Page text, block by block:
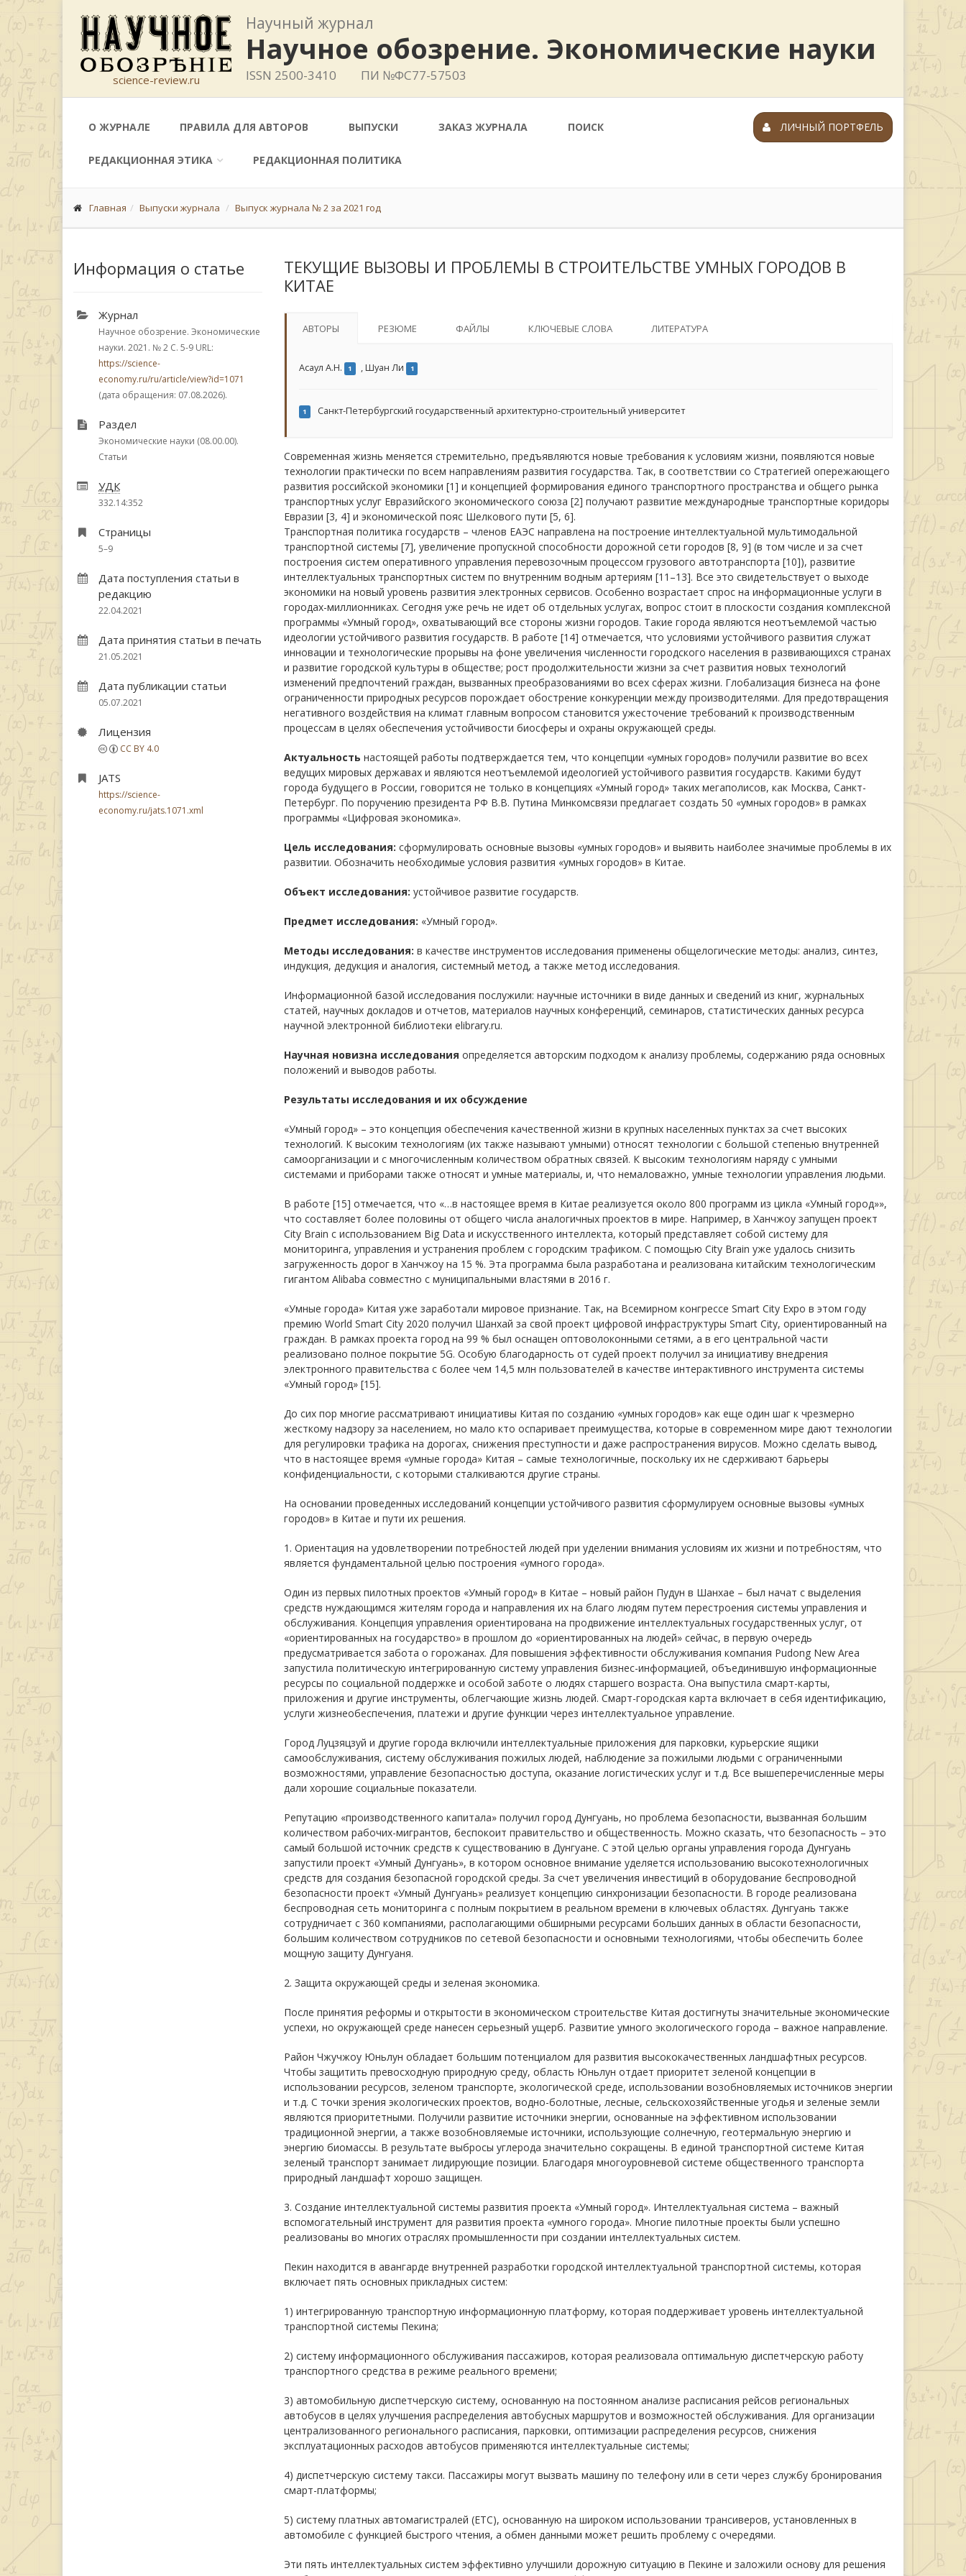
science-review.ru
Научный журнал
Научное обозрение. Экономические науки
ISSN 2500-3410 ПИ №ФС77-57503
О ЖУРНАЛЕ ПРАВИЛА ДЛЯ АВТОРОВ ВЫПУСКИ ЗАКАЗ ЖУРНАЛА ПОИСК
РЕДАКЦИОННАЯ ЭТИКА РЕДАКЦИОННАЯ ПОЛИТИКА
ЛИЧНЫЙ ПОРТФЕЛЬ
Главная Выпуски журнала Выпуск журнала № 2 за 2021 год
Информация о статье
Журнал
Научное обозрение. Экономические
науки. 2021. № 2 С. 5-9 URL:
https://science-
economy.ru/ru/article/view?id=1071
(дата обращения: 07.08.2026).
Раздел
Экономические науки (08.00.00).
Статьи
УДК
332.14:352
Страницы
5–9
Дата поступления статьи в
редакцию
22.04.2021
Дата принятия статьи в печать
21.05.2021
Дата публикации статьи
05.07.2021
Лицензия
CC BY 4.0
JATS
https://science-
economy.ru/jats.1071.xml
ТЕКУЩИЕ ВЫЗОВЫ И ПРОБЛЕМЫ В СТРОИТЕЛЬСТВЕ УМНЫХ ГОРОДОВ В
КИТАЕ
АВТОРЫ РЕЗЮМЕ ФАЙЛЫ КЛЮЧЕВЫЕ СЛОВА ЛИТЕРАТУРА
Асаул А.Н. 1 ,Шуан Ли 1
1 Санкт-Петербургский государственный архитектурно-строительный университет
Современная жизнь меняется стремительно, предъявляются новые требования к условиям жизни, появляются новые
технологии практически по всем направлениям развития государства. Так, в соответствии со Стратегией опережающего
развития российской экономики [1] и концепцией формирования единого транспортного пространства и общего рынка
транспортных услуг Евразийского экономического союза [2] получают развитие международные транспортные коридоры
Евразии [3, 4] и экономической пояс Шелкового пути [5, 6].
Транспортная политика государств – членов ЕАЭС направлена на построение интеллектуальной мультимодальной
транспортной системы [7], увеличение пропускной способности дорожной сети городов [8, 9] (в том числе и за счет
построения систем оперативного управления перевозочным процессом грузового автотранспорта [10]), развитие
интеллектуальных транспортных систем по внутренним водным артериям [11–13]. Все это свидетельствует о выходе
экономики на новый уровень развития электронных сервисов. Особенно возрастает спрос на информационные услуги в
городах-миллионниках. Сегодня уже речь не идет об отдельных услугах, вопрос стоит в плоскости создания комплексной
программы «Умный город», охватывающий все стороны жизни городов. Такие города являются неотъемлемой частью
идеологии устойчивого развития государств. В работе [14] отмечается, что условиями устойчивого развития служат
инновации и технологические прорывы на фоне увеличения численности городского населения в развивающихся странах
и развитие городской культуры в обществе; рост продолжительности жизни за счет развития новых технологий
изменений предпочтений граждан, вызванных преобразованиями во всех сферах жизни. Глобализация бизнеса на фоне
ограниченности природных ресурсов порождает обострение конкуренции между производителями. Для предотвращения
негативного воздействия на климат главным вопросом становится ужесточение требований к производственным
процессам в целях обеспечения устойчивости биосферы и охраны окружающей среды.
Актуальность настоящей работы подтверждается тем, что концепции «умных городов» получили развитие во всех
ведущих мировых державах и являются неотъемлемой идеологией устойчивого развития государств. Какими будут
города будущего в России, говорится не только в концепциях «Умный город» таких мегаполисов, как Москва, Санкт-
Петербург. По поручению президента РФ В.В. Путина Минкомсвязи предлагает создать 50 «умных городов» в рамках
программы «Цифровая экономика».
Цель исследования: сформулировать основные вызовы «умных городов» и выявить наиболее значимые проблемы в их
развитии. Обозначить необходимые условия развития «умных городов» в Китае.
Объект исследования: устойчивое развитие государств.
Предмет исследования: «Умный город».
Методы исследования: в качестве инструментов исследования применены общелогические методы: анализ, синтез,
индукция, дедукция и аналогия, системный метод, а также метод исследования.
Информационной базой исследования послужили: научные источники в виде данных и сведений из книг, журнальных
статей, научных докладов и отчетов, материалов научных конференций, семинаров, статистических данных ресурса
научной электронной библиотеки elibrary.ru.
Научная новизна исследования определяется авторским подходом к анализу проблемы, содержанию ряда основных
положений и выводов работы.
Результаты исследования и их обсуждение
«Умный город» – это концепция обеспечения качественной жизни в крупных населенных пунктах за счет высоких
технологий. К высоким технологиям (их также называют умными) относят технологии с большой степенью внутренней
самоорганизации и с многочисленным количеством обратных связей. К высоким технологиям наряду с умными
системами и приборами также относят и умные материалы, и, что немаловажно, умные технологии управления людьми.
В работе [15] отмечается, что «…в настоящее время в Китае реализуется около 800 программ из цикла «Умный город»»,
что составляет более половины от общего числа аналогичных проектов в мире. Например, в Ханчжоу запущен проект
City Brain с использованием Big Data и искусственного интеллекта, который представляет собой систему для
мониторинга, управления и устранения проблем с городским трафиком. С помощью City Brain уже удалось снизить
загруженность дорог в Ханчжоу на 15 %. Эта программа была разработана и реализована китайским технологическим
гигантом Alibaba совместно с муниципальными властями в 2016 г.
«Умные города» Китая уже заработали мировое признание. Так, на Всемирном конгрессе Smart City Expo в этом году
премию World Smart City 2020 получил Шанхай за свой проект цифровой инфраструктуры Smart City, ориентированный на
граждан. В рамках проекта город на 99 % был оснащен оптоволоконными сетями, а в его центральной части
реализовано полное покрытие 5G. Особую благодарность от судей проект получил за инициативу внедрения
электронного правительства с более чем 14,5 млн пользователей в качестве интерактивного инструмента системы
«Умный город» [15].
До сих пор многие рассматривают инициативы Китая по созданию «умных городов» как еще один шаг к чрезмерно
жесткому надзору за населением, но мало кто оспаривает преимущества, которые в современном мире дают технологии
для регулировки трафика на дорогах, снижения преступности и даже распространения вирусов. Можно сделать вывод,
что в настоящее время «умные города» Китая – самые технологичные, поскольку их не сдерживают барьеры
конфиденциальности, с которыми сталкиваются другие страны.
На основании проведенных исследований концепции устойчивого развития сформулируем основные вызовы «умных
городов» в Китае и пути их решения.
1. Ориентация на удовлетворении потребностей людей при уделении внимания условиям их жизни и потребностям, что
является фундаментальной целью построения «умного города».
Один из первых пилотных проектов «Умный город» в Китае – новый район Пудун в Шанхае – был начат с выделения
средств нуждающимся жителям города и направления их на благо людям путем перестроения системы управления и
обслуживания. Концепция управления ориентирована на продвижение интеллектуальных государственных услуг, от
«ориентированных на государство» в прошлом до «ориентированных на людей» сейчас, в первую очередь
предусматривается забота о горожанах. Для повышения эффективности обслуживания компания Pudong New Area
запустила политическую интегрированную систему управления бизнес-информацией, объединившую информационные
ресурсы по социальной поддержке и особой заботе о людях старшего возраста. Она выпустила смарт-карты,
приложения и другие инструменты, облегчающие жизнь людей. Смарт-городская карта включает в себя идентификацию,
услуги жизнеобеспечения, платежи и другие функции через интеллектуальное управление.
Город Луцзяцзуй и другие города включили интеллектуальные приложения для парковки, курьерские ящики
самообслуживания, систему обслуживания пожилых людей, наблюдение за пожилыми людьми с ограниченными
возможностями, управление безопасностью доступа, оказание логистических услуг и т.д. Все вышеперечисленные меры
дали хорошие социальные показатели.
Репутацию «производственного капитала» получил город Дунгуань, но проблема безопасности, вызванная большим
количеством рабочих-мигрантов, беспокоит правительство и общественность. Можно сказать, что безопасность – это
самый большой источник средств к существованию в Дунгуане. С этой целью органы управления города Дунгуань
запустили проект «Умный Дунгуань», в котором основное внимание уделяется использованию высокотехнологичных
средств для создания безопасной городской среды. За счет увеличения инвестиций в оборудование беспроводной
безопасности проект «Умный Дунгуань» реализует концепцию синхронизации безопасности. В городе реализована
беспроводная сеть мониторинга с полным покрытием в реальном времени в ключевых областях. Дунгуань также
сотрудничает с 360 компаниями, располагающими обширными ресурсами больших данных в области безопасности,
большим количеством сотрудников по сетевой безопасности и основными технологиями, чтобы обеспечить более
мощную защиту Дунгуаня.
2. Защита окружающей среды и зеленая экономика.
После принятия реформы и открытости в экономическом строительстве Китая достигнуты значительные экономические
успехи, но окружающей среде нанесен серьезный ущерб. Развитие умного экологического города – важное направление.
Район Чжучжоу Юньлун обладает большим потенциалом для развития высококачественных ландшафтных ресурсов.
Чтобы защитить превосходную природную среду, область Юньлун отдает приоритет зеленой концепции в
использовании ресурсов, зеленом транспорте, экологической среде, использовании возобновляемых источников энергии
и т.д. С точки зрения экологических проектов, водно-болотные, лесные, сельскохозяйственные угодья и зеленые земли
являются приоритетными. Получили развитие источники энергии, основанные на эффективном использовании
традиционной энергии, а также возобновляемые источники, использующие солнечную, геотермальную энергию и
энергию биомассы. В результате выбросы углерода значительно сокращены. В единой транспортной системе Китая
зеленый транспорт занимает лидирующие позиции. Благодаря многоуровневой системе общественного транспорта
природный ландшафт хорошо защищен.
3. Создание интеллектуальной системы развития проекта «Умный город». Интеллектуальная система – важный
вспомогательный инструмент для развития проекта «умного города». Многие пилотные проекты были успешно
реализованы во многих отраслях промышленности при создании интеллектуальных систем.
Пекин находится в авангарде внутренней разработки городской интеллектуальной транспортной системы, которая
включает пять основных прикладных систем:
1) интегрированную транспортную информационную платформу, которая поддерживает уровень интеллектуальной
транспортной системы Пекина;
2) систему информационного обслуживания пассажиров, которая реализовала оптимальную диспетчерскую работу
транспортного средства в режиме реального времени;
3) автомобильную диспетчерскую систему, основанную на постоянном анализе расписания рейсов региональных
автобусов в целях улучшения распределения автобусных маршрутов и возможностей обслуживания. Для организации
централизованного регионального расписания, парковки, оптимизации распределения ресурсов, снижения
эксплуатационных расходов автобусов применяются интеллектуальные системы;
4) диспетчерскую систему такси. Пассажиры могут вызвать машину по телефону или в сети через службу бронирования
смарт-платформы;
5) систему платных автомагистралей (ETC), основанную на широком использовании трансиверов, установленных в
автомобиле с функцией быстрого чтения, а обмен данными может решить проблему с очередями.
Эти пять интеллектуальных систем эффективно улучшили дорожную ситуацию в Пекине и заложили основу для решения